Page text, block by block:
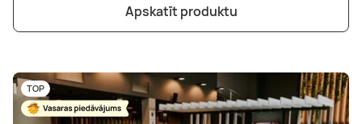
Apskatīt produktu
TOP